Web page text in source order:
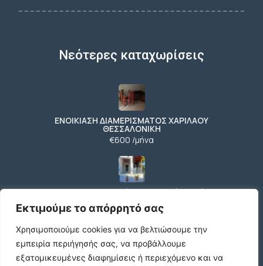
Εκτιμούμε το απόρρητό σας
Χρησιμοποιούμε cookies για να βελτιώσουμε την
εμπειρία περιήγησής σας, να προβάλλουμε
εξατομικευμένες διαφημίσεις ή περιεχόμενο και να
Νεότερες καταχωρίσεις
ΕΝΟΙΚΙΑΣΗ ΔΙΑΜΕΡΙΣΜΑΤΟΣ ΧΑΡΙΛΑΟΥ
ΘΕΣΣΑΛΟΝΙΚΗ
€600 /μήνα
Ήσυχη Μονοκατοικία στο Γυμνό Ευβοίας |
Κοντά σε Θάλασσα & Βουνό
€52 /μήνα